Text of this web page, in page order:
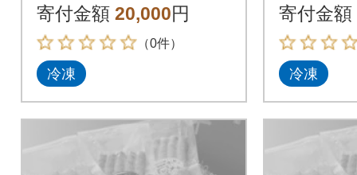
ト
寄付金額 20,000円
（0件）
冷凍
ト
寄付金額
冷凍